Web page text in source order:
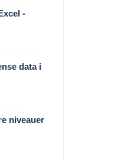
-
data i
niveauer